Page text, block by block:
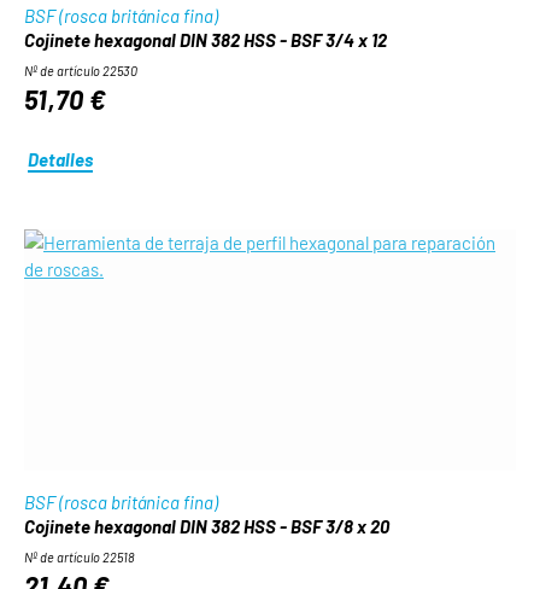
BSF (rosca británica fina)
Cojinete hexagonal DIN 382 HSS - BSF 3/4 x 12
Nº de artículo 22530
51,70 €
Detalles
BSF (rosca británica fina)
Cojinete hexagonal DIN 382 HSS - BSF 3/8 x 20
Nº de artículo 22518